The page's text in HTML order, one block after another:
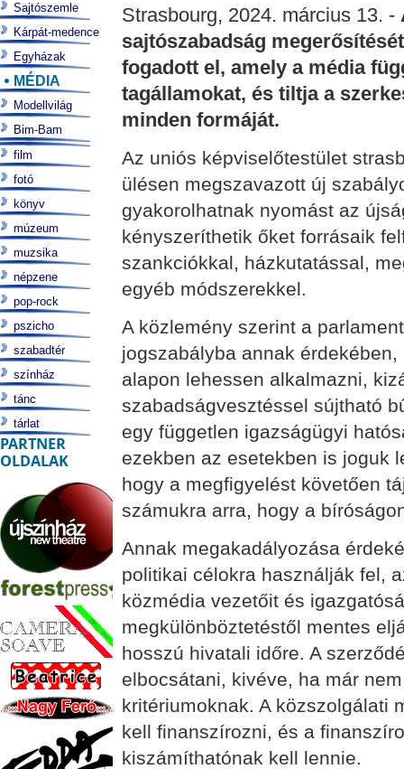
Strasbourg, 2024. március 13. -
sajtószabadság
fogadott el, amely a média
tagállamokat, és tiltja a
minden formáját.
Az uniós képviselőtestület
ülésen megszavazott új
gyakorolhatnak nyomást az
kényszeríthetik őket forrásaik
szankciókkal, házkutatással,
egyéb módszerekkel.
A közlemény szerint a
jogszabályba annak
alapon lehessen alkalmazni,
szabadságvesztéssel sújtható
egy független igazságügyi
ezekben az esetekben is joguk
hogy a megfigyelést követően
számukra arra, hogy a
Annak megakadályozása
politikai célokra használják fel,
közmédia vezetőit és
megkülönböztetéstől mentes
hosszú hivatali időre. A
elbocsátani, kivéve, ha már
kritériumoknak. A közszolgálati
kell finanszírozni, és a
kiszámíthatónak kell lennie.
Sajtószemle
Kárpát-medence
Egyházak
MÉDIA
Modellvilág
Bim-Bam
film
fotó
könyv
múzeum
muzsika
népzene
pop-rock
pszicho
szabadtér
színház
tánc
tárlat
PARTNER
OLDALAK